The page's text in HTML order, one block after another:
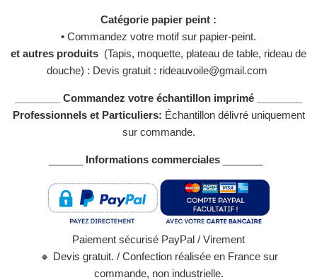
Catégorie papier peint :
• Commandez votre motif sur papier-peint.
et autres produits (Tapis, moquette, plateau de table, rideau de
douche) : Devis gratuit : rideauvoile@gmail.com
________ Commandez votre échantillon imprimé ________
Professionnels et Particuliers: Échantillon délivré uniquement
sur commande.
Informations commerciales
Paiement sécurisé PayPal / Virement
🔸 Devis gratuit. / Confection réalisée en France sur
commande, non industrielle.